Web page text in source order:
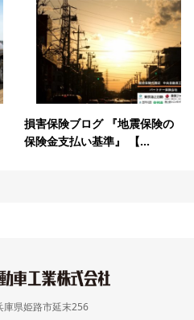
損害保険ブログ 『地震保険の
保険金支払い基準』 【...
庫県姫路市延末256